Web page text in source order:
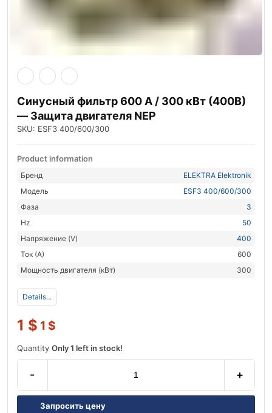
Синусный фильтр 600 А / 300 кВт (400В)
— Защита двигателя NEP
SKU: ESF3 400/600/300
Product information
Бренд
ELEKTRA Elektronik
Модель
ESF3 400/600/300
Фаза
3
Hz
50
Напряжение (V)
400
Ток (А)
600
Мощность двигателя (кВт)
300
Details...
1 $ 1 $
Quantity Only 1 left in stock!
- +
Запросить цену